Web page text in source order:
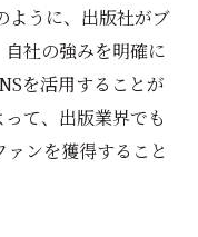
ように、出版社がブ
社の強みを明確に
を活用することが
て、出版業界でも
ンを獲得すること